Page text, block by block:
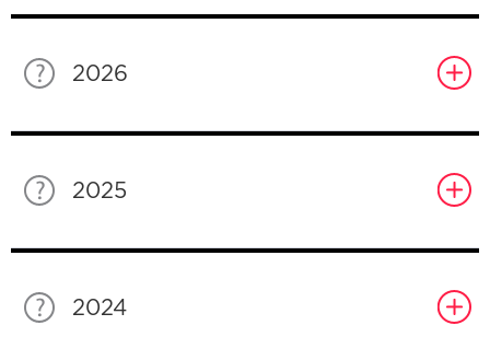
2026
2025
2024